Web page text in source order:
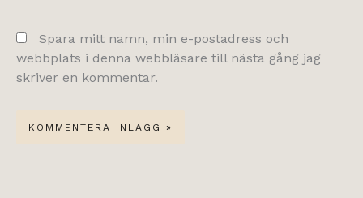
Spara mitt namn, min e-postadress och
webbplats i denna webbläsare till nästa gång jag
skriver en kommentar.